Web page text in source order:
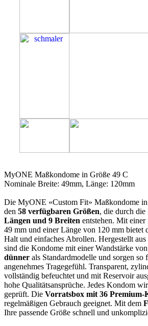
MyONE Maßkondome in Größe 49 C
Nominale Breite: 49mm, Länge: 120mm
Die MyONE «Custom Fit» Maßkondome
den 58 verfügbaren Größen, die durch
Längen und 9 Breiten entstehen. Mit
49 mm und einer Länge von 120 mm bietet
Halt und einfaches Abrollen. Hergestellt aus
sind die Kondome mit einer Wandstärke
dünner als Standardmodelle und sorgen so
angenehmes Tragegefühl. Transparent,
vollständig befeuchtet und mit Reservoir
hohe Qualitätsansprüche. Jedes Kondom
geprüft. Die Vorratsbox mit 36 Premium-
regelmäßigen Gebrauch geeignet. Mit dem
Ihre passende Größe schnell und